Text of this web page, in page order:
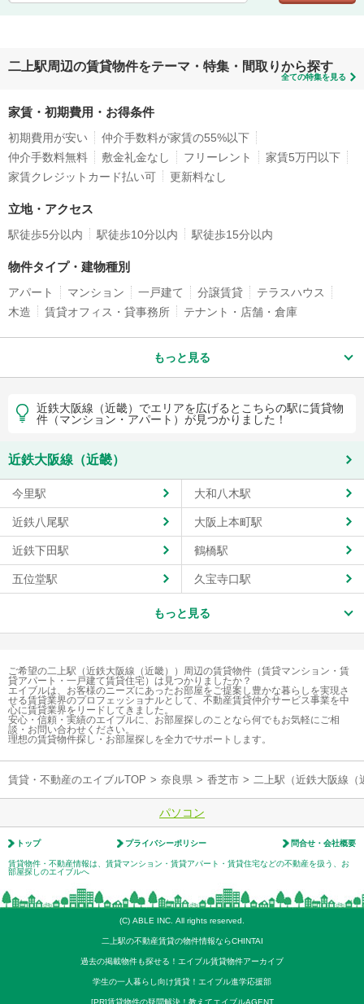
二上駅周辺の賃貸物件をテーマ・特集・間取りから探す
全ての特集を見る
家賃・初期費用・お得条件
初期費用が安い
仲介手数料が家賃の55%以下
仲介手数料無料
敷金礼金なし フリーレント
家賃5万円以下
家賃クレジットカード払い可
更新料なし
立地・アクセス
駅徒歩5分以内 駅徒歩10分以内 駅徒歩15分以内
物件タイプ・建物種別
アパート マンション 一戸建て 分譲賃貸
テラスハウス
木造
賃貸オフィス・貸事務所 テナント・店舗・倉庫
もっと見る
近鉄大阪線（近畿）でエリアを広げるとこちらの駅に賃貸物
件（マンション・アパート）が見つかりました！
近鉄大阪線（近畿）
今里駅 大和八木駅
近鉄八尾駅 大阪上本町駅
近鉄下田駅 鶴橋駅
五位堂駅 久宝寺口駅
もっと見る
ご希望の二上駅（近鉄大阪線（近畿））周辺の賃貸物件（賃貸マンション・賃
貸アパート・一戸建て賃貸住宅）は見つかりましたか？
エイブルは、お客様のニーズにあったお部屋をご提案し豊かな暮らしを実現さ
せる賃貸業界のプロフェッショナルとして、不動産賃貸仲介サービス事業を中
心に賃貸業界をリードしてきました。
安心・信頼・実績のエイブルに、お部屋探しのことなら何でもお気軽にご相
談・お問い合わせください。
理想の賃貸物件探し・お部屋探しを全力でサポートします。
賃貸・不動産のエイブルTOP > 奈良県 > 香芝市 > 二上駅（近鉄大阪線
パソコン
トップ プライバシーポリシー 問合せ・会社概要
賃貸物件・不動産情報は、賃貸マンション・賃貸アパート・賃貸住宅などの不動産を扱う、お
部屋探しのエイブルへ
(C) ABLE INC. All rights reserved.
二上駅の不動産賃貸の物件情報ならCHINTAI
過去の掲載物件も探せる！エイブル賃貸物件アーカイブ
学生の一人暮らし向け賃貸！エイブル進学応援部
[PR]賃貸物件の疑問解決！教えてエイブルAGENT